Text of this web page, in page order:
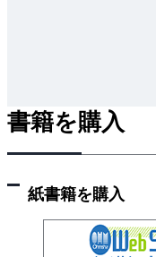
書籍を購入
紙書籍を購入